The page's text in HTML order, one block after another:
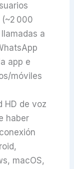
000
a
app e
móviles
HD de voz
haber
macOS,